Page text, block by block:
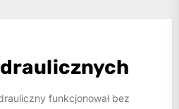
funkcjonował bez